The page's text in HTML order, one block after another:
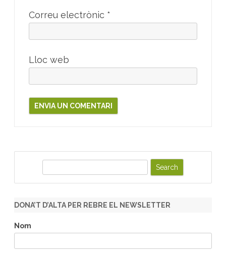
Correu electrònic *
Lloc web
r
h
DONA’T D’ALTA PER REBRE EL NEWSLETTER
Nom